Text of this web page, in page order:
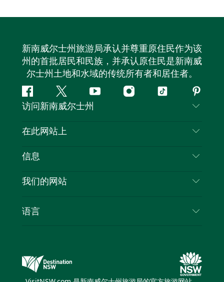
新南威尔士州旅游局承认并尊重原住民作为该
州的首批居民和民族，并承认原住民是新南威
尔士州土地和水域的传统所有者和居住者。
Facebook叽
叽
喳
YouTubeInstagram
抖
访问新南威尔士州
联系我们
隐私
Cookie 通知
在此网站上
目的地
新南威尔士州公路旅行
活动
信息
旅行信息
新南威尔士州的商业
我们的网站
新南威尔士州旅游局媒体中心
缤纷悉尼灯光音乐节
语言